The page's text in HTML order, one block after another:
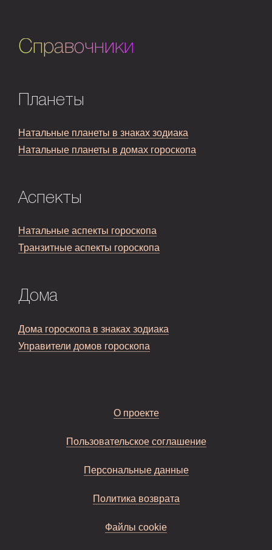
Справочники
Планеты
Натальные планеты в знаках зодиака
Натальные планеты в домах гороскопа
Аспекты
Натальные аспекты гороскопа
Транзитные аспекты гороскопа
Дома
Дома гороскопа в знаках зодиака
Управители домов гороскопа
О проекте
Пользовательское соглашение
Персональные данные
Политика возврата
Файлы cookie